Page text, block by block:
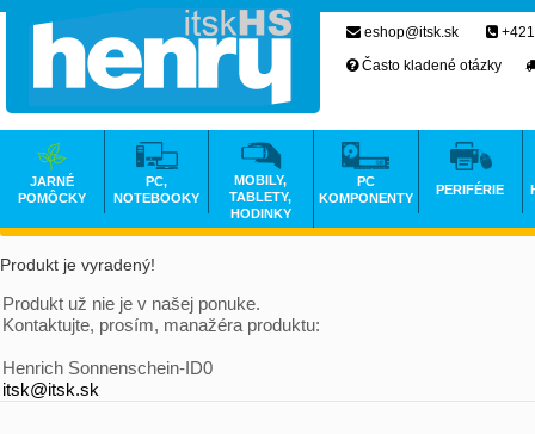
Produkt je vyradený!
Produkt už nie je v našej ponuke.
Kontaktujte, prosím, manažéra produktu:
Henrich Sonnenschein-ID0
itsk@itsk.sk
eshop@itsk.sk
Často kladené otázky
JARNÉ
POMÔCKY
PC,
NOTEBOOKY
MOBILY,
TABLETY,
HODINKY
PC
KOMPONENTY
PERIFÉRIE